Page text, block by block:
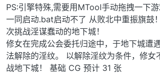
PS:引擎特殊,需要用MTool手动拖拽一下
一同启动.bat启动不了 从败北中重振旗鼓
次挑战淫谋蠢动的地下城！
修女在完成公会委托归途中，于地下城遭
法解除的淫纹。 以解除淫纹为条件，修女
战地下城！ 基础 CG 预计 31 张